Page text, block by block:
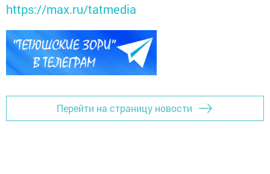
https://max.ru/tatmedia
Перейти на страницу новости